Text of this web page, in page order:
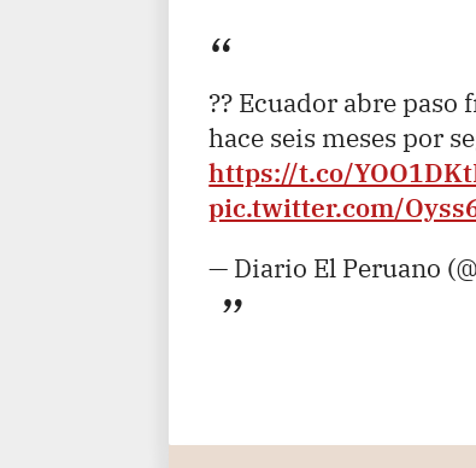
?? Ecuador abre
hace seis meses por
https://t.co/
pic.twitter.com/
— Diario El Peruano